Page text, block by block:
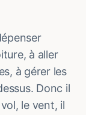
à aller
à gérer les
Donc il
le vent, il